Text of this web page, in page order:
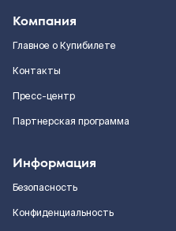
Компания
Главное о Купибилете
Контакты
Пресс-центр
Партнерская программа
Информация
Безопасность
Конфиденциальность